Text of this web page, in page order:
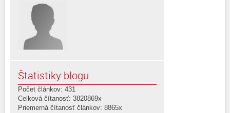
Štatistiky blogu
Počet článkov: 431
Celková čítanosť: 3820869x
Priemerná čítanosť článkov: 8865x